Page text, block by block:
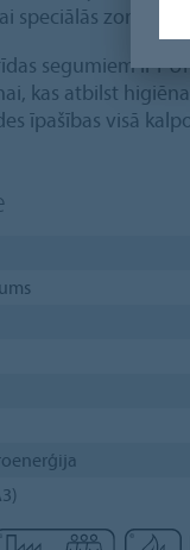
speciālās zonās.
segumiem ir
kas atbilst
īpašības visā